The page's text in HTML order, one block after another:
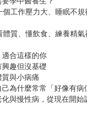
個工作壓力大、睡眠不
體質、懂飲食、練養精
合這樣的你
趣但沒基礎
與小病痛
為什麼常常「好像有病
與慢性病，從現在開始